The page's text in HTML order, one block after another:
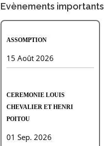
Evènements importants
ASSOMPTION
15 Août 2026
CEREMONIE LOUIS
CHEVALIER ET HENRI
POITOU
01 Sep. 2026